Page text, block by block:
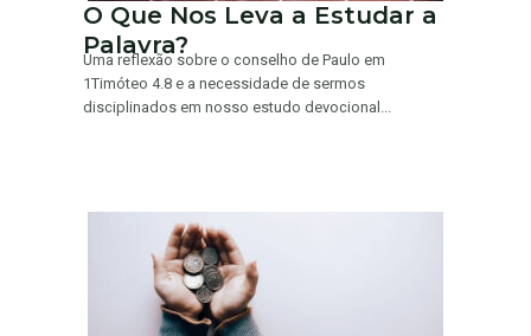
O Que Nos Leva a Estudar a
Palavra?
Uma reflexão sobre o conselho de Paulo em
1Timóteo 4.8 e a necessidade de sermos
disciplinados em nosso estudo devocional...